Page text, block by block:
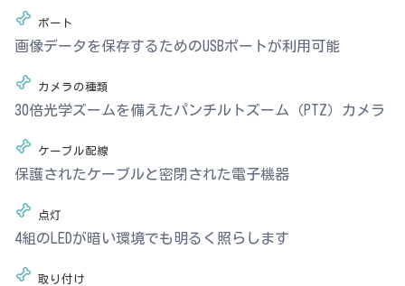
ポート
画像データを保存するためのUSBポートが利用可能
カメラの種類
30倍光学ズームを備えたパンチルトズーム（PTZ）カメラ
ケーブル配線
保護されたケーブルと密閉された電子機器
点灯
4組のLEDが暗い環境でも明るく照らします
取り付け